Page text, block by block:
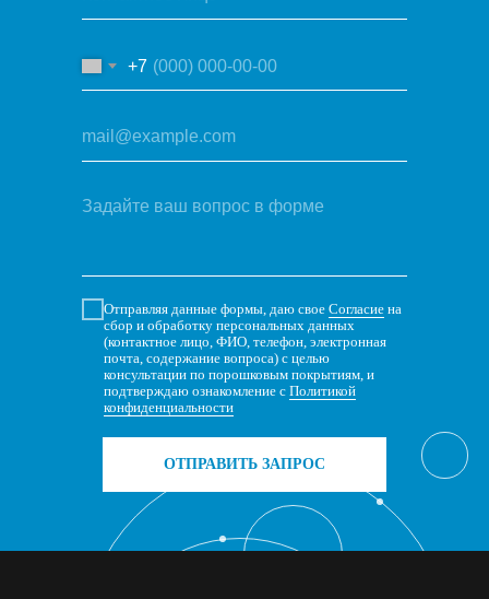
+7
Отправляя данные формы, даю свое Согласие на
сбор и обработку персональных данных
(контактное лицо, ФИО, телефон, электронная
почта, содержание вопроса) с целью
консультации по порошковым покрытиям, и
подтверждаю ознакомление с Политикой
конфиденциальности
ОТПРАВИТЬ ЗАПРОС